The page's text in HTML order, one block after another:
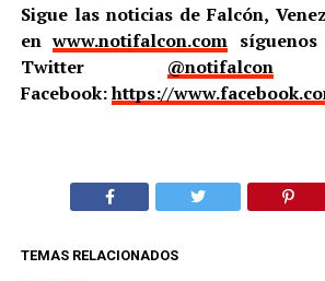
Sigue las noticias de Falcón,
enwww.notifalcon.com
Twitter @notifalcon
Facebook:https://
TEMAS RELACIONADOS